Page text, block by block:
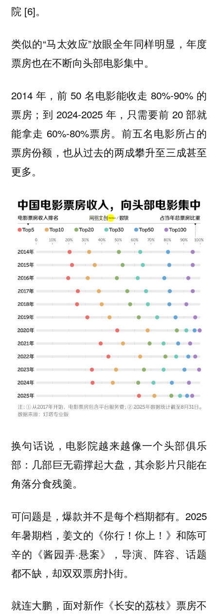
院 [6]。
类似的“马太效应”放眼全年同样明显，年度
票房也在不断向头部电影集中。
2014 年，前 50 名电影能收走 80%-90% 的
票房；到 2024-2025 年，只需要前 20 部就
能拿走 60%-80%票房。前五名电影所占的
票房份额，也从过去的两成攀升至三成甚至
更多。
换句话说，电影院越来越像一个头部俱乐
部：几部巨无霸撑起大盘，其余影片只能在
角落分食残羹。
可问题是，爆款并不是每个档期都有。2025
年暑期档，姜文的《你行！你上！》和陈可
辛的《酱园弄·悬案》，导演、阵容、话题
都不缺，却双双票房扑街。
就连大鹏，面对新作《长安的荔枝》票房不